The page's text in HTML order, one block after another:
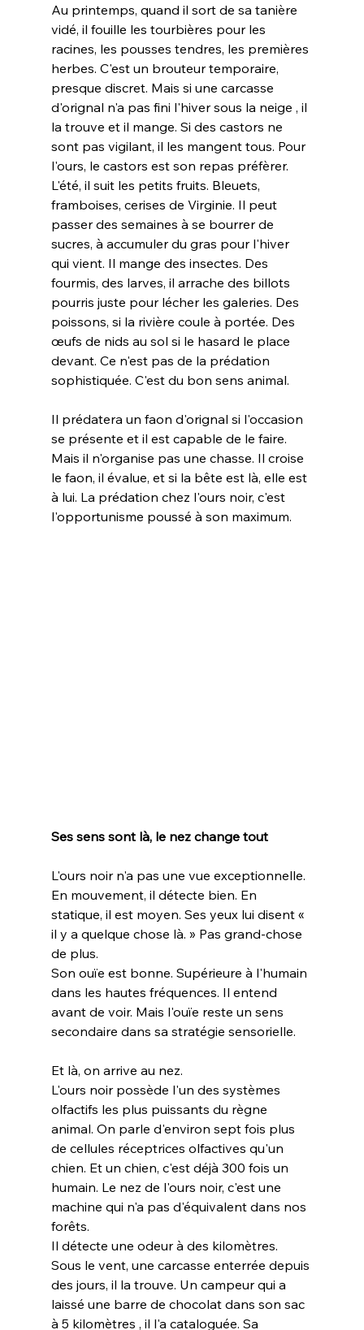
Au printemps, quand il sort de sa tanière
vidé, il fouille les tourbières pour les
racines, les pousses tendres, les premières
herbes. C'est un brouteur temporaire,
presque discret. Mais si une carcasse
d'orignal n'a pas fini l'hiver sous la neige , il
la trouve et il mange. Si des castors ne
sont pas vigilant, il les mangent tous. Pour
l'ours, le castors est son repas préfèrer.
L'été, il suit les petits fruits. Bleuets,
framboises, cerises de Virginie. Il peut
passer des semaines à se bourrer de
sucres, à accumuler du gras pour l'hiver
qui vient. Il mange des insectes. Des
fourmis, des larves, il arrache des billots
pourris juste pour lécher les galeries. Des
poissons, si la rivière coule à portée. Des
œufs de nids au sol si le hasard le place
devant. Ce n'est pas de la prédation
sophistiquée. C'est du bon sens animal.
Il prédatera un faon d'orignal si l'occasion
se présente et il est capable de le faire.
Mais il n'organise pas une chasse. Il croise
le faon, il évalue, et si la bête est là, elle est
à lui. La prédation chez l'ours noir, c'est
l'opportunisme poussé à son maximum.
Ses sens sont là, le nez change tout
L'ours noir n'a pas une vue exceptionnelle.
En mouvement, il détecte bien. En
statique, il est moyen. Ses yeux lui disent «
il y a quelque chose là. » Pas grand-chose
de plus.
Son ouïe est bonne. Supérieure à l'humain
dans les hautes fréquences. Il entend
avant de voir. Mais l'ouïe reste un sens
secondaire dans sa stratégie sensorielle.
Et là, on arrive au nez.
L'ours noir possède l'un des systèmes
olfactifs les plus puissants du règne
animal. On parle d'environ sept fois plus
de cellules réceptrices olfactives qu'un
chien. Et un chien, c'est déjà 300 fois un
humain. Le nez de l'ours noir, c'est une
machine qui n'a pas d'équivalent dans nos
forêts.
Il détecte une odeur à des kilomètres.
Sous le vent, une carcasse enterrée depuis
des jours, il la trouve. Un campeur qui a
laissé une barre de chocolat dans son sac
à 5 kilomètres , il l'a cataloguée. Sa